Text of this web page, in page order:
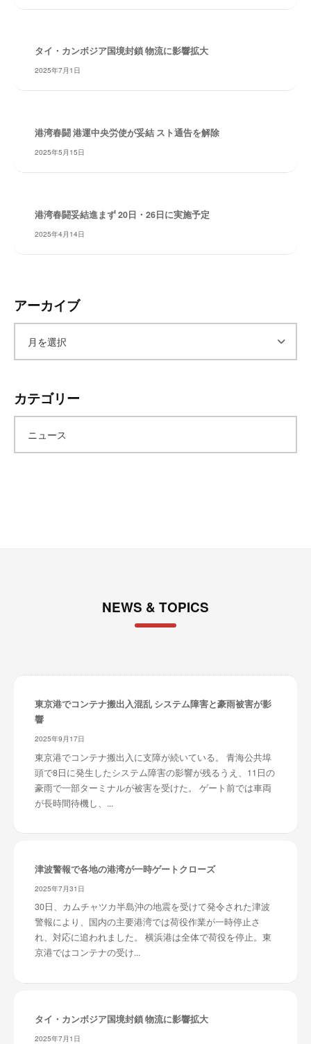
～
タイ・カンボジア国境封鎖 物流に影響拡大
2025年7月1日
港湾春闘 港運中央労使が妥結 スト通告を解除
2025年5月15日
港湾春闘妥結進まず 20日・26日に実施予定
2025年4月14日
アーカイブ
カ
イ
カテゴリー
ニュース
NEWS & TOPICS
東京港でコンテナ搬出入混乱 システム障害と豪雨被害が影
響
2025年9月17日
東京港でコンテナ搬出入に支障が続いている。 青海公共埠
頭で8日に発生したシステム障害の影響が残るうえ、11日の
豪雨で一部ターミナルが被害を受けた。 ゲート前では車両
が長時間待機し、...
津波警報で各地の港湾が一時ゲートクローズ
2025年7月31日
30日、カムチャツカ半島沖の地震を受けて発令された津波
警報により、国内の主要港湾では荷役作業が一時停止さ
れ、対応に追われました。 横浜港は全体で荷役を停止。東
京港ではコンテナの受け...
タイ・カンボジア国境封鎖 物流に影響拡大
2025年7月1日